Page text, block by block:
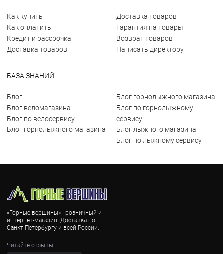
Как купить
Как оплатить
Кредит и рассрочка
Доставка товаров
Доставка товаров
Гарантия на товары
Возврат товаров
Написать директору
БАЗА ЗНАНИЙ
Блог
Блог веломагазина
Блог по велосервису
Блог горнолыжного магазина
Блог горнолыжного магазина
Блог по горнолыжному
сервису
Блог лыжного магазина
Блог по лыжному сервису
«Горные вершины» - розничный и
интернет-магазин. Доставка по
Санкт-Петербургу и всей России.
Читайте отзывы